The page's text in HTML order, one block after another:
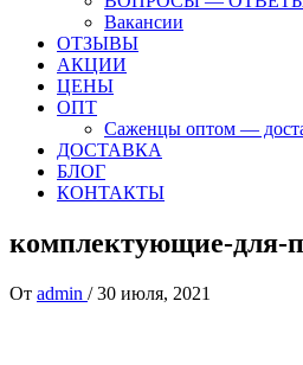
Вакансии
ОТЗЫВЫ
АКЦИИ
ЦЕНЫ
ОПТ
Саженцы оптом —
ДОСТАВКА
БЛОГ
КОНТАКТЫ
комплектующие-для-
От admin /30 июля, 2021